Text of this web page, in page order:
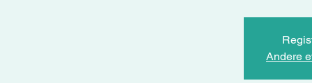
Andere